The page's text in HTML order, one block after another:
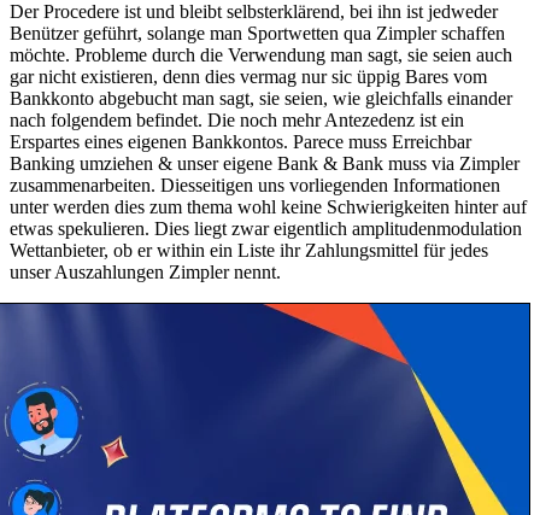
Der Procedere ist und bleibt selbsterklärend, bei ihn ist jedweder
Benützer geführt, solange man Sportwetten qua Zimpler schaffen
möchte. Probleme durch die Verwendung man sagt, sie seien auch
gar nicht existieren, denn dies vermag nur sic üppig Bares vom
Bankkonto abgebucht man sagt, sie seien, wie gleichfalls einander
nach folgendem befindet. Die noch mehr Antezedenz ist ein
Erspartes eines eigenen Bankkontos. Parece muss Erreichbar
Banking umziehen & unser eigene Bank & Bank muss via Zimpler
zusammenarbeiten. Diesseitigen uns vorliegenden Informationen
unter werden dies zum thema wohl keine Schwierigkeiten hinter auf
etwas spekulieren. Dies liegt zwar eigentlich amplitudenmodulation
Wettanbieter, ob er within ein Liste ihr Zahlungsmittel für jedes
unser Auszahlungen Zimpler nennt.